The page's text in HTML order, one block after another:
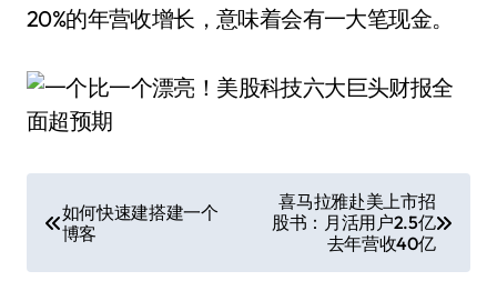
20%的年营收增长，意味着会有一大笔现金。
章
如何快速建搭建一个
博客
喜马拉雅赴美上市招
股书：月活用户2.5亿
去年营收40亿